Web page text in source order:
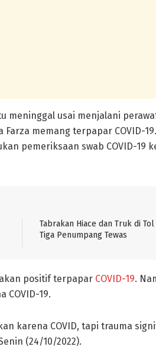
meninggal usai menjalani
memang terpapar COVID-
pemeriksaan swab COVID-19
Tabrakan Hiace dan Truk di
Tiga Penumpang Tewas
positif terpapar COVID-19.
COVID-19.
karena COVID, tapi trauma
(24/10/2022).